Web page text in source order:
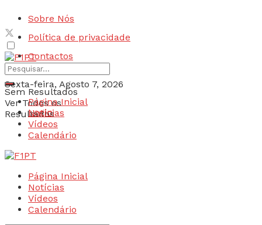
Sobre Nós
Política de privacidade
Contactos
Sexta-feira, Agosto 7, 2026
Login
Sem Resultados
Ver Todos os
Resultados
Página Inicial
Notícias
Vídeos
Calendário
Página Inicial
Notícias
Vídeos
Calendário